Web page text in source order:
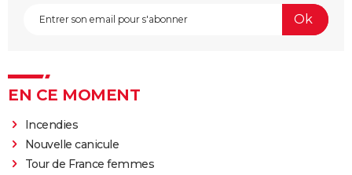
EN CE MOMENT
Incendies
Nouvelle canicule
Tour de France femmes